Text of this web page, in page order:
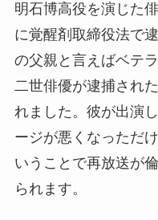
明石博高役を演じた
に覚醒剤取締役法で
の父親と言えばベテ
二世俳優が逮捕され
れました。彼が出演
ージが悪くなっただ
いうことで再放送が
られます。